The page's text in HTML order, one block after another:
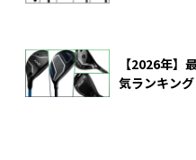
【2026年】
気ランキン